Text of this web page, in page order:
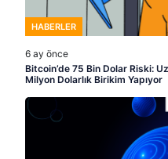
HABERLER
6 ay önce
Bitcoin’de 75 Bin Dolar Riski:
Milyon Dolarlık Birikim Yapıyor